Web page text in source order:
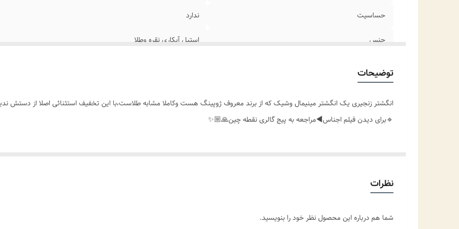
حساسیت ندارد
جنس استیل آبکاری نقره وطلا
توضیحات
انگشتر زنجیری یک انگشتر مینیمال وشیک که از برند معروف ژوپینگ هست وکاملا مشابه طلاست،با این تخفیف استثنائی اصلا از دستش
🔹️برای دیدن فیلم اجناس◀️مراجعه به پیج گالری نقطه چین🙏🏼✨️
نظرات
شما هم درباره این محصول نظر خود را بنویسید.